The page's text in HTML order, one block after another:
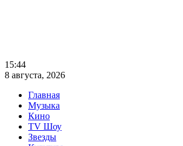
15:44
8 августа, 2026
Главная
Музыка
Кино
TV Шоу
Звезды